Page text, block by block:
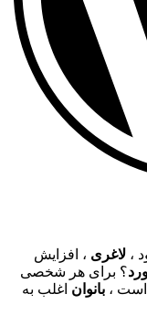
، لاغری ، افزایش
؟ برای هر شخصی
است ، بانوان اغلب به